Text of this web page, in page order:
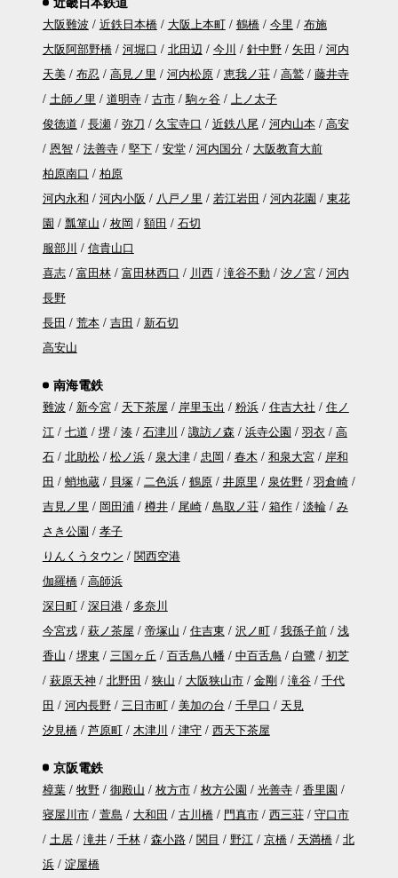
大阪難波 近鉄日本橋 大阪上本町 鶴橋 今里
布施
大阪阿部野橋
河堀口 北田辺 今川 針中野 矢田
河内
天美
布忍 高見ノ里 河内松原 恵我ノ荘 高鷲
藤井寺
土師ノ里
道明寺 古市 駒ヶ谷
上ノ太子
俊徳道
長瀬 弥刀 久宝寺口 近鉄八尾 河内山本
高安
恩智
法善寺 堅下 安堂 河内国分
大阪教育大前
柏原南口
柏原
河内永和
河内小阪 八戸ノ里 若江岩田 河内花園
東花
園
瓢箪山 枚岡 額田
石切
服部川
信貴山口
喜志
富田林 富田林西口 川西 滝谷不動 汐ノ宮
河内
長野
長田
荒本 吉田
新石切
高安山
南海電鉄
難波 新今宮 天下茶屋 岸里玉出 粉浜 住吉大社
住ノ
江
七道 堺 湊 石津川 諏訪ノ森 浜寺公園 羽衣
高
石
北助松 松ノ浜 泉大津 忠岡 春木 和泉大宮
岸和
田
蛸地蔵 貝塚 二色浜 鶴原 井原里 泉佐野
羽倉崎
吉見ノ里
岡田浦 樽井 尾崎 鳥取ノ荘 箱作 淡輪
み
さき公園
孝子
りんくうタウン
関西空港
伽羅橋
高師浜
深日町
深日港
多奈川
今宮戎
萩ノ茶屋 帝塚山 住吉東 沢ノ町 我孫子前
浅
香山
堺東 三国ヶ丘 百舌鳥八幡 中百舌鳥 白鷺
初芝
萩原天神
北野田 狭山 大阪狭山市 金剛 滝谷
千代
田
河内長野 三日市町 美加の台 千早口
天見
汐見橋
芦原町 木津川 津守 西天下茶屋
京阪電鉄
樟葉 牧野 御殿山 枚方市 枚方公園 光善寺
香里園
寝屋川市
萱島 大和田 古川橋 門真市 西三荘
守口市
土居
滝井 千林 森小路 関目 野江 京橋 天満橋
北
浜
淀屋橋